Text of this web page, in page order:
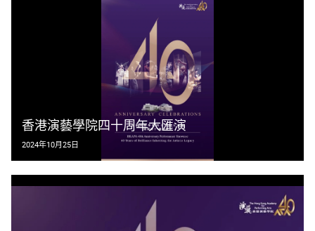
香港演藝學院四十周年大匯演
2024年10月25日